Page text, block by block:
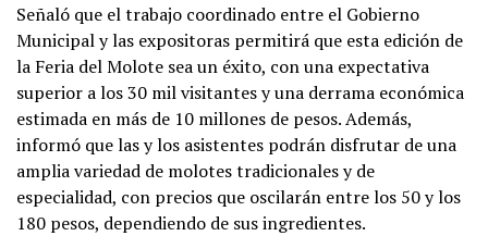
Señaló que el trabajo coordinado entre el Gobierno
Municipal y las expositoras permitirá que esta edición de
la Feria del Molote sea un éxito, con una expectativa
superior a los 30 mil visitantes y una derrama económica
estimada en más de 10 millones de pesos. Además,
informó que las y los asistentes podrán disfrutar de una
amplia variedad de molotes tradicionales y de
especialidad, con precios que oscilarán entre los 50 y los
180 pesos, dependiendo de sus ingredientes.